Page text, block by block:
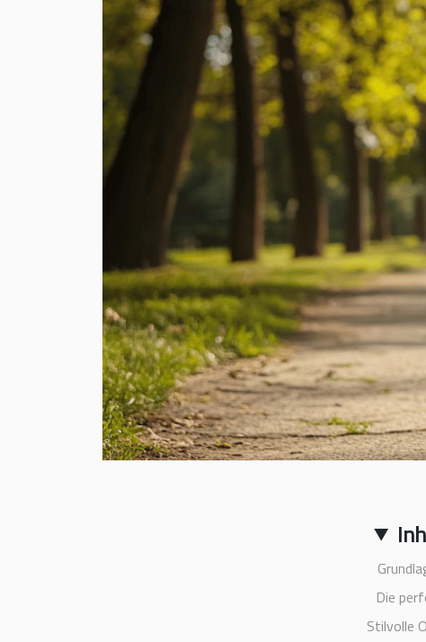
Die
Stilvolle